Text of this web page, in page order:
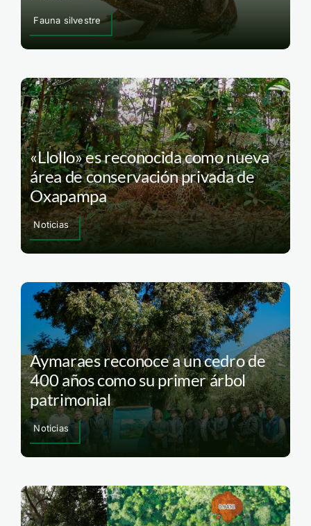
Fauna silvestre
«Llollo» es reconocida como nueva
área de conservación privada de
Oxapampa
Noticias
Aymaraes reconoce a un cedro de
400 años como su primer árbol
patrimonial
Noticias